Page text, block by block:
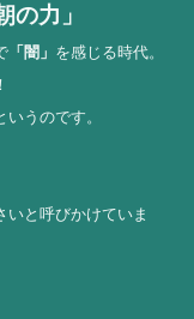
の力」
「闇」 を感じる時代。
うのです。
いと呼びかけていま